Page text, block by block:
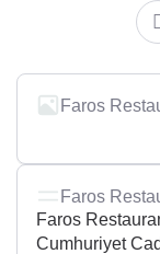
Faros
Faros
Faros
Cumhuriyet